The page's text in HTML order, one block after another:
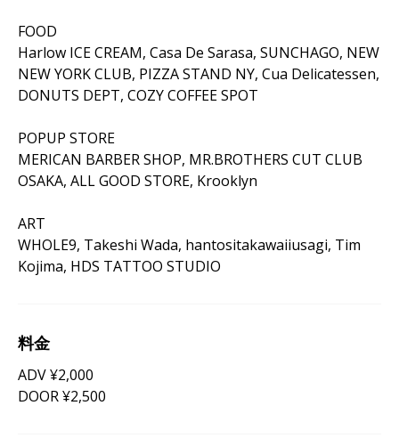
FOOD
Harlow ICE CREAM, Casa De Sarasa, SUNCHAGO, NEW
NEW YORK CLUB, PIZZA STAND NY, Cua Delicatessen,
DONUTS DEPT, COZY COFFEE SPOT
POPUP STORE
MERICAN BARBER SHOP, MR.BROTHERS CUT CLUB
OSAKA, ALL GOOD STORE, Krooklyn
ART
WHOLE9, Takeshi Wada, hantositakawaiiusagi, Tim
Kojima, HDS TATTOO STUDIO
料金
ADV ¥2,000
DOOR ¥2,500